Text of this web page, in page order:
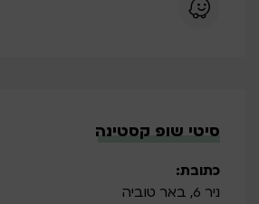
סיטי שופ קסטינה
כתובת:
ניר 6, באר טוביה